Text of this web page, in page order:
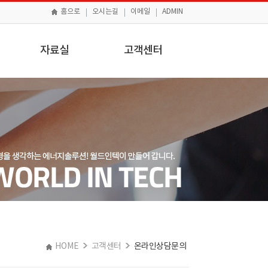
홈으로 오시는길 이메일 ADMIN
자료실
제품자료실
일반자료실
고객센터
HOME 고객센터 온라인상담문의